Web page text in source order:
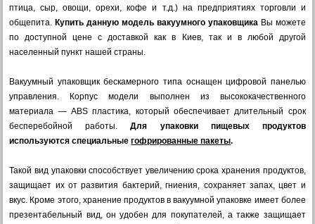
птица, сыр, овощи, орехи, кофе и т.д.) на предприятиях торговли и
общепита. Купить данную модель вакуумного упаковщикаВы можете
по доступной цене с доставкой как в Киев, так и в любой другой
населенный пункт нашей страны.
Вакуумный упаковщик бескамерного типа оснащен цифровой панелью
управления. Корпус модели выполнен из высококачественного
материала — ABS пластика, который обеспечивает длительный срок
бесперебойной работы.Для упаковки пищевых продуктов
используются специальныегофрированные пакеты.
Такой вид упаковки способствует увеличению срока хранения продуктов,
защищает их от развития бактерий, гниения, сохраняет запах, цвет и
вкус. Кроме этого, хранение продуктов в вакуумной упаковке имеет более
презентабельный вид, он удобен для покупателей, а также защищает